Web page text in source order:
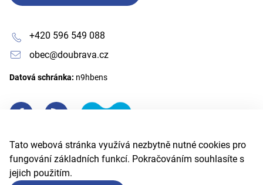
Tato webová stránka využívá nezbytně nutné cookies pro
fungování základních funkcí. Pokračováním souhlasíte s
jejich použitím.
+420 596 549 088
obec@doubrava.cz
Datová schránka: n9hbens